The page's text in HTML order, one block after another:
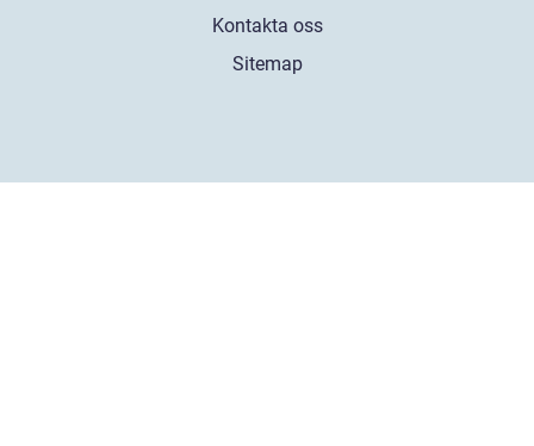
Kontakta oss
Sitemap